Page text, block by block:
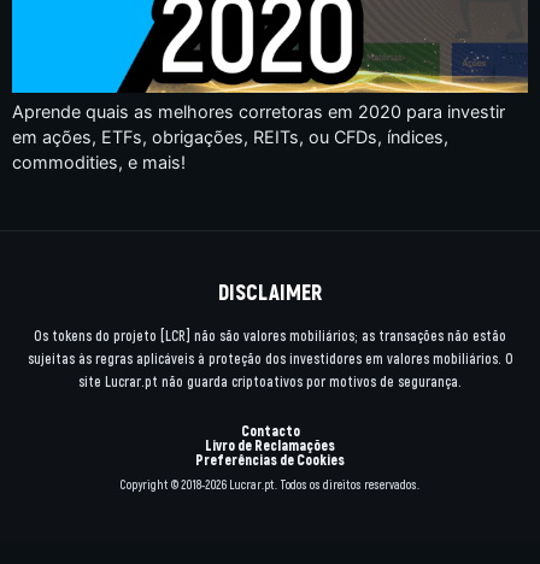
Aprende quais as melhores corretoras em 2020 para investir
em ações, ETFs, obrigações, REITs, ou CFDs, índices,
commodities, e mais!
DISCLAIMER
Os tokens do projeto [LCR] não são valores mobiliários; as transações não estão
sujeitas às regras aplicáveis à proteção dos investidores em valores mobiliários. O
site Lucrar.pt não guarda criptoativos por motivos de segurança.
Contacto
Livro de Reclamações
Preferências de Cookies
Copyright © 2018-2026 Lucrar.pt. Todos os direitos reservados.